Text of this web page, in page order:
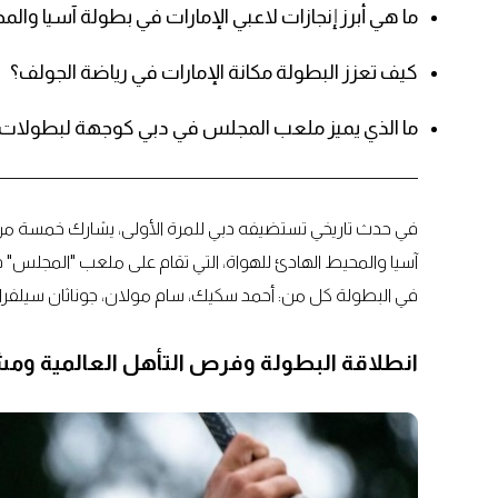
ما هي أبرز إنجازات لاعبي الإمارات في بطولة آسيا
كيف تعزز البطولة مكانة الإمارات في رياضة الجولف؟
ما الذي يميز ملعب المجلس في دبي كوجهة لبطولات
في حدث تاريخي تستضيفه دبي للمرة الأولى، يشارك خمسة
في البطولة كل من: أحمد سكيك، سام مولان، جوناثان
انطلاقة البطولة وفرص التأهل العالمية